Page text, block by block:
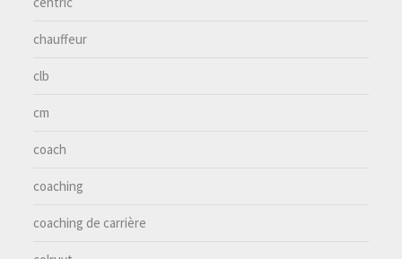
chauffeur
clb
cm
coach
coaching
coaching de carrière